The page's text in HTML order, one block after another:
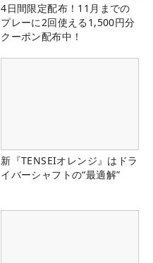
4日間限定配布！11月までの
プレーに2回使える1,500円分
クーポン配布中！
新『TENSEIオレンジ』はドラ
イバーシャフトの“最適解”